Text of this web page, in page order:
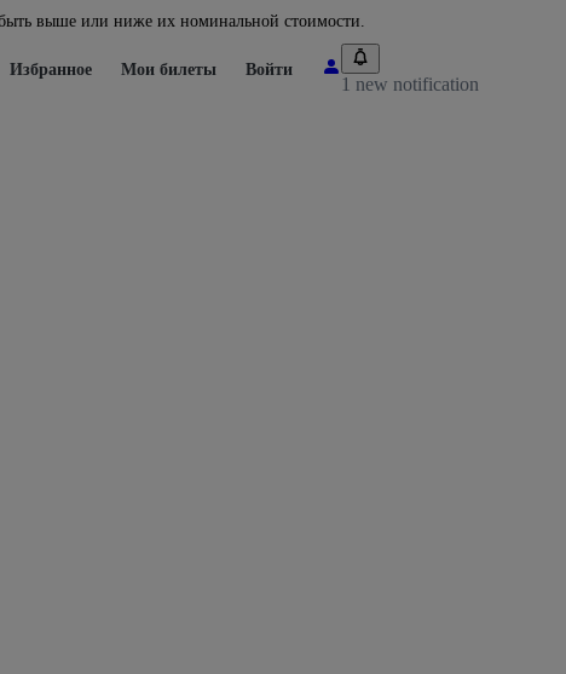
выше или ниже их номинальной стоимости.
Избранное Мои билеты Войти
1 new notification